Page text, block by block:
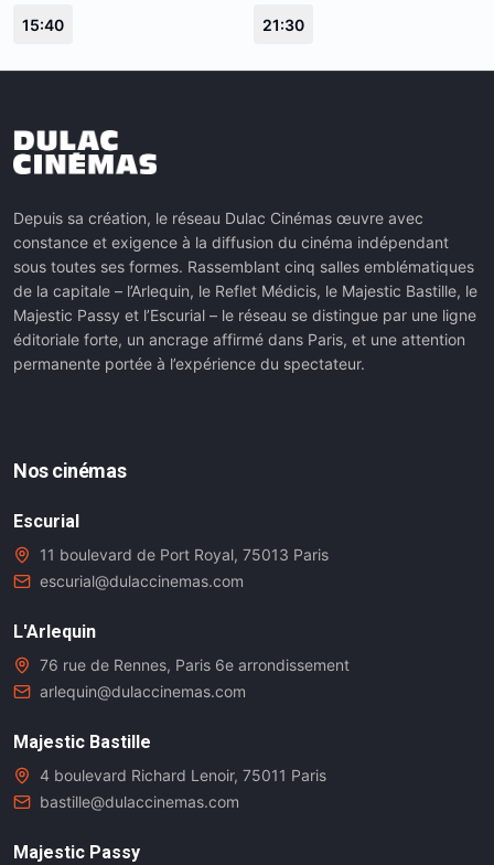
15:40 21:30
Depuis sa création, le réseau Dulac Cinémas œuvre avec
constance et exigence à la diffusion du cinéma indépendant
sous toutes ses formes. Rassemblant cinq salles emblématiques
de la capitale – l’Arlequin, le Reflet Médicis, le Majestic Bastille, le
Majestic Passy et l’Escurial – le réseau se distingue par une ligne
éditoriale forte, un ancrage affirmé dans Paris, et une attention
permanente portée à l’expérience du spectateur.
Nos cinémas
Escurial
11 boulevard de Port Royal, 75013 Paris
escurial@dulaccinemas.com
L'Arlequin
76 rue de Rennes, Paris 6e arrondissement
arlequin@dulaccinemas.com
Majestic Bastille
4 boulevard Richard Lenoir, 75011 Paris
bastille@dulaccinemas.com
Majestic Passy